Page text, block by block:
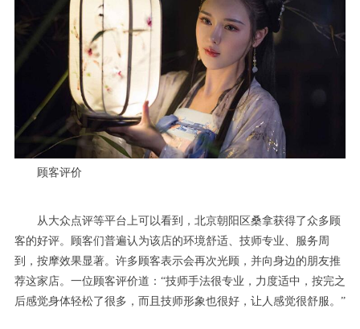
顾客评价
从大众点评等平台上可以看到，北京朝阳区桑拿获得了众多顾
客的好评。顾客们普遍认为该店的环境舒适、技师专业、服务周
到，按摩效果显著。许多顾客表示会再次光顾，并向身边的朋友推
荐这家店。一位顾客评价道：“技师手法很专业，力度适中，按完之
后感觉身体轻松了很多，而且技师形象也很好，让人感觉很舒服。”